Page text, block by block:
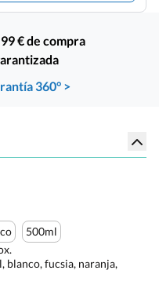
€ de compra
360° >
500ml
blanco, fucsia, naranja,